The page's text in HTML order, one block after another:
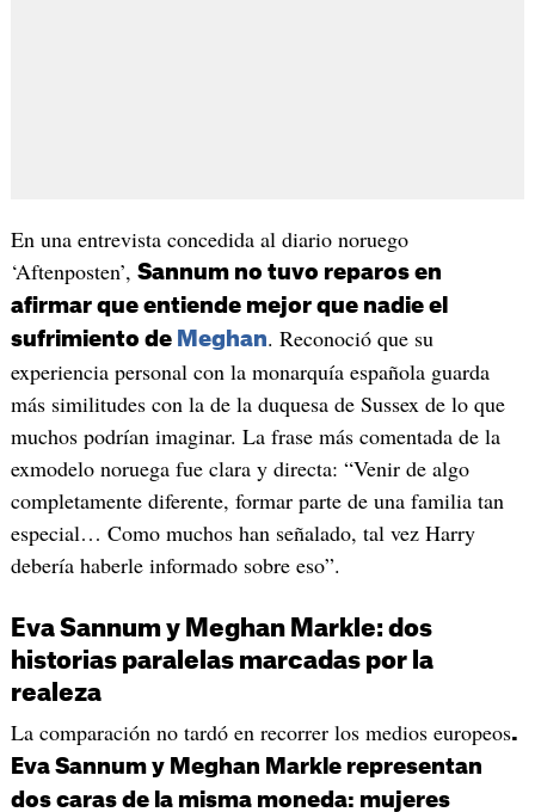
En una entrevista concedida al diario noruego
‘Aftenposten’, Sannum no tuvo reparos en
afirmar que entiende mejor que nadie el
sufrimiento de Meghan. Reconoció que su
experiencia personal con la monarquía española guarda
más similitudes con la de la duquesa de Sussex de lo que
muchos podrían imaginar. La frase más comentada de la
exmodelo noruega fue clara y directa: “Venir de algo
completamente diferente, formar parte de una familia tan
especial… Como muchos han señalado, tal vez Harry
debería haberle informado sobre eso”.
Eva Sannum y Meghan Markle: dos
historias paralelas marcadas por la
realeza
La comparación no tardó en recorrer los medios europeos.
Eva Sannum y Meghan Markle representan
dos caras de la misma moneda: mujeres